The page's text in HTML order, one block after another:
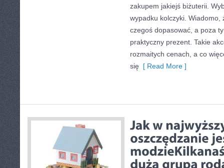
zakupem jakiejś biżuterii.
wypadku kolczyki.
czegoś dopasować, a poza
praktyczny prezent. Takie
rozmaitych cenach, a co
się [ Read More ]